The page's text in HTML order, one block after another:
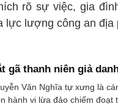
rõ sự việc, gia
lực lượng công an địa
gã thanh niên giả
Văn Nghĩa tự xưng là
hành vi lừa đảo chiếm đoạt